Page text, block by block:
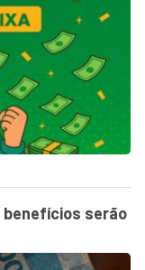
benefícios serão